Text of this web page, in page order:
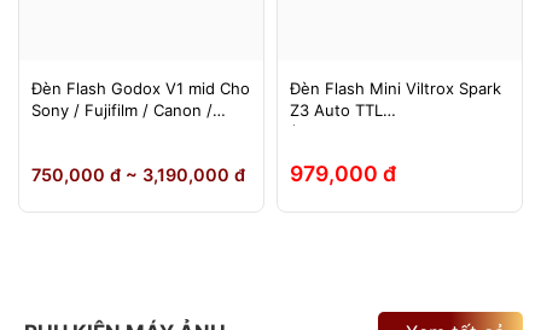
Đèn Flash Godox V1 mid Cho
Sony / Fujifilm / Canon /
750,000 đ ~ 3,190,000 đ
Đèn Flash Mini Viltrox Spark
Z3 Auto TTL
(Fuji/Sony/Canon/Nikon)
979,000 đ